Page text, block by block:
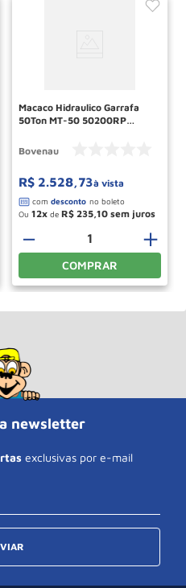
Macaco Hidraulico Garrafa
50Ton MT-50 50200RP
Bovenau
R$ 2.528,73à vista
Ou 12 de R$ 235,10
＋
－
COMPRAR
newsletter
exclusivas por e-mail